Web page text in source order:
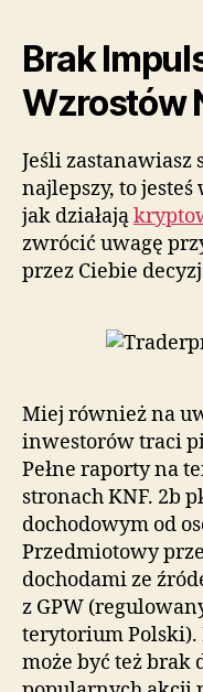
Brak
Wzrostów
Jeśli
najlepszy, to
jak działają
zwrócić uwagę
przez Ciebie
Miej również na
inwestorów traci
Pełne raporty na
stronach KNF. 2b
dochodowym od
Przedmiotowy
dochodami ze
z GPW
terytorium
może być też brak